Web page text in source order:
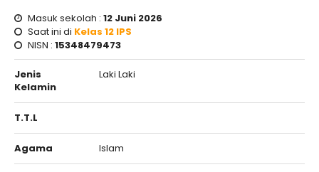
Masuk sekolah : 12 Juni 2026
Saat ini di Kelas 12 IPS
NISN : 15348479473
Jenis
Kelamin
Laki Laki
T.T.L
Agama Islam